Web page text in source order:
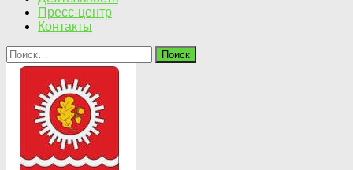
Пресс-центр
Контакты
Найти: